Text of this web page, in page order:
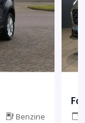
Benzine